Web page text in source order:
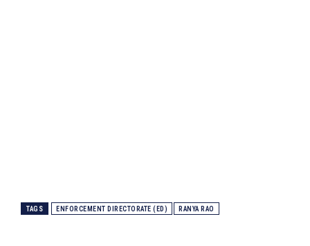
TAGS ENFORCEMENT DIRECTORATE (ED) RANYA RAO